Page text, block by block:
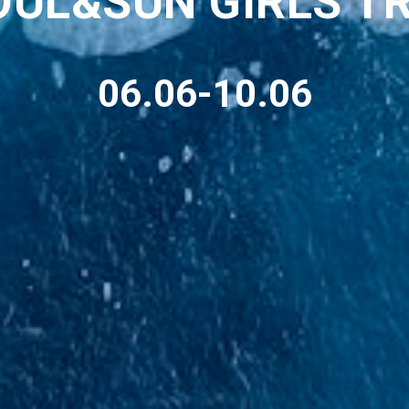
06.06-10.06